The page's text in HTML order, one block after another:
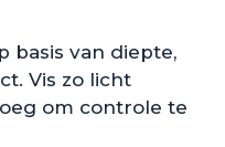
basis van diepte,
Vis zo licht
om controle te